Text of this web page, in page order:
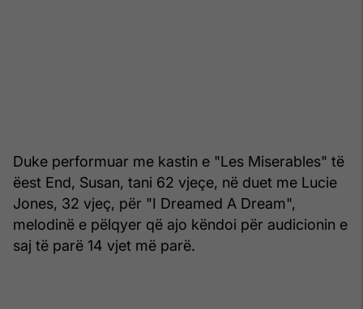
Duke performuar me kastin e "Les Miserables" të
ëest End, Susan, tani 62 vjeçe, në duet me Lucie
Jones, 32 vjeç, për "I Dreamed A Dream",
melodinë e pëlqyer që ajo këndoi për audicionin e
saj të parë 14 vjet më parë.